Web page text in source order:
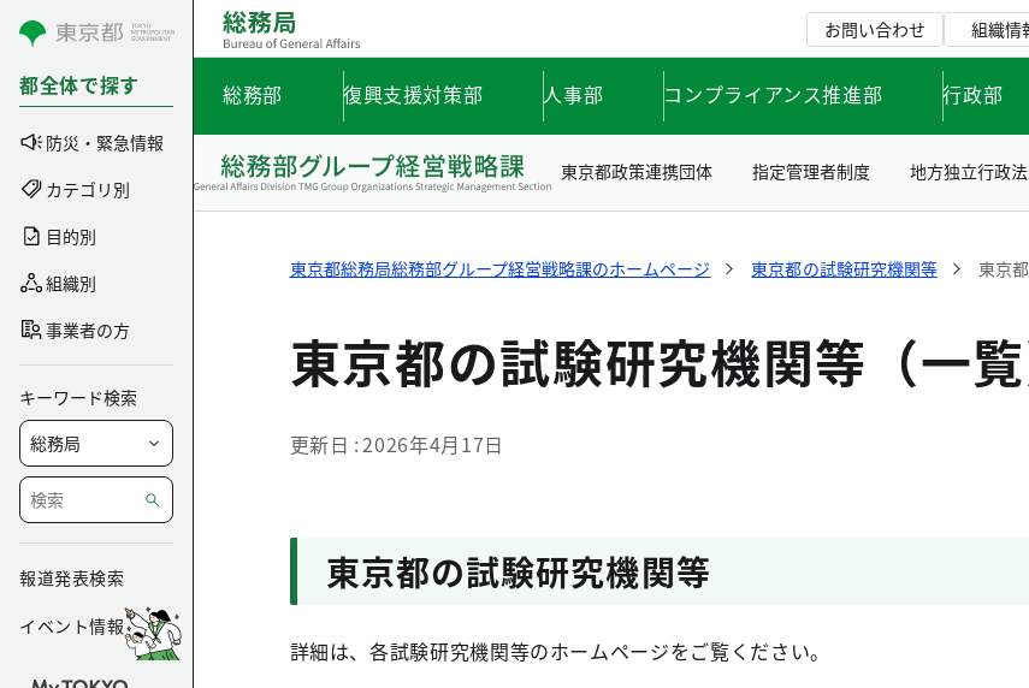
コンテンツにスキップ
都全体で探す
防災・緊急情報
カテゴリ別
目的別
組織別
事業者の方
キーワード検索
報道発表検索
イベント情報
お問い合わせ 組織情
総務部 復興支援対策部 人事部 コンプライアンス推進部 行政部
東京都政策連携団体 指定管理者制度 地方独立行政
東京都総務局総務部グループ経営戦略課のホームページ 東京都の試験研究機関等 東京
東京都の試験研究機関等（一覧
更新日 2026年4月17日
東京都の試験研究機関等
詳細は、各試験研究機関等のホームページをご覧ください。